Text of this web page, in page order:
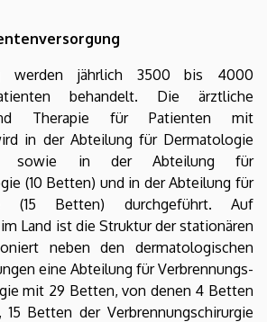
werden jährlich 3500 bis 4000
behandelt. Die ärztliche
Therapie für Patienten mit
in der Abteilung für Dermatologie
sowie in der Abteilung für
(10 Betten) und in der Abteilung für
(15 Betten) durchgeführt. Auf
Land ist die Struktur der stationären
neben den dermatologischen
eine Abteilung für Verbrennungs-
mit 29 Betten, von denen 4 Betten
Betten der Verbrennungschirurgie